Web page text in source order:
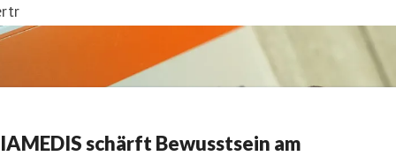
schärft Bewusstsein am